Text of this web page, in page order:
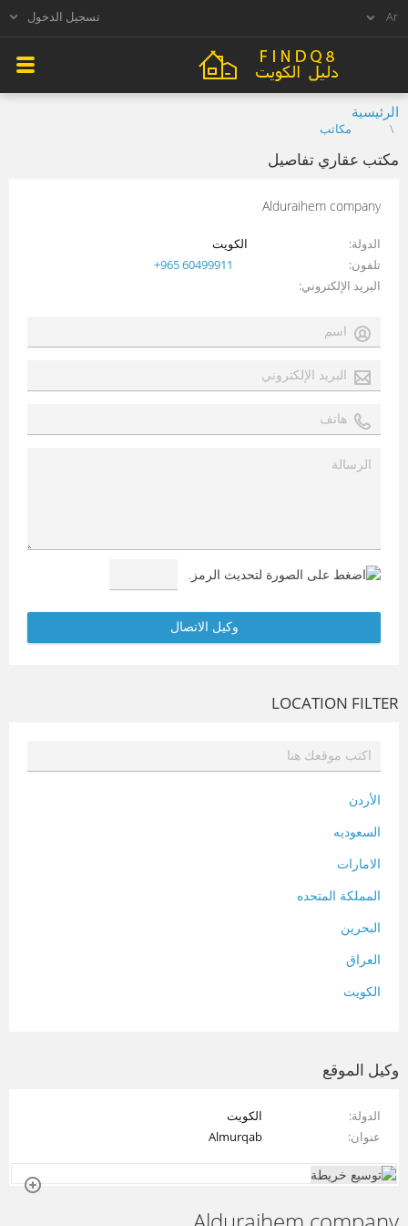
تسجيل الدخول
الرئيسية
مكاتب
مكتب عقاري تفاصيل
Alduraihem company
الدولة
الكويت
تلفون
+965 60499911
البريد الإلكتروني
LOCATION FILTER
الأردن
السعوديه
الامارات
المملكة المتحده
البحرين
العراق
الكويت
فلسطين
سوريا
تونس
وكيل الموقع
الدولة
الكويت
عنوان
Almurqab